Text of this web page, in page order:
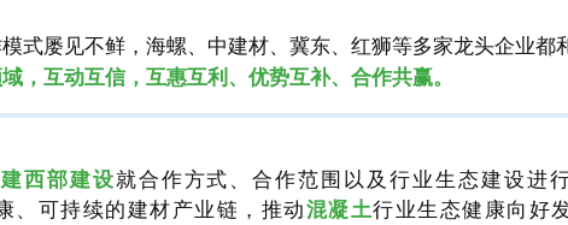
式屡见不鲜，海螺、中建材、冀东、红狮等多家龙头企业都
，互动互信，互惠互利、优势互补、合作共赢。
西部建设就合作方式、合作范围以及行业生态建设进
、可持续的建材产业链，推动混凝土行业生态健康向好